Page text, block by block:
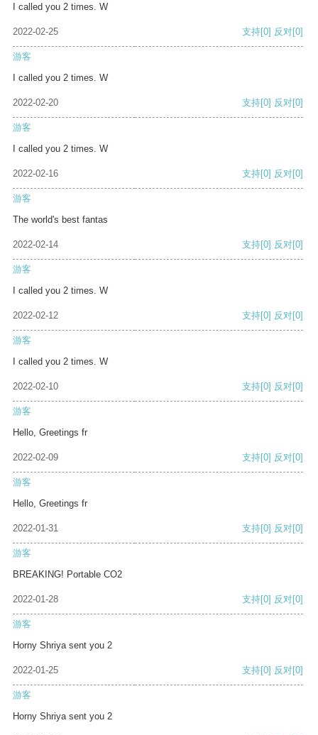
I called you 2 times. W
2022-02-25 支持[0] 反对[0]
游客
I called you 2 times. W
2022-02-20 支持[0] 反对[0]
游客
I called you 2 times. W
2022-02-16 支持[0] 反对[0]
游客
The world's best fantas
2022-02-14 支持[0] 反对[0]
游客
I called you 2 times. W
2022-02-12 支持[0] 反对[0]
游客
I called you 2 times. W
2022-02-10 支持[0] 反对[0]
游客
Hello, Greetings fr
2022-02-09 支持[0] 反对[0]
游客
Hello, Greetings fr
2022-01-31 支持[0] 反对[0]
游客
BREAKING! Portable CO2
2022-01-28 支持[0] 反对[0]
游客
Horny Shriya sent you 2
2022-01-25 支持[0] 反对[0]
游客
Horny Shriya sent you 2